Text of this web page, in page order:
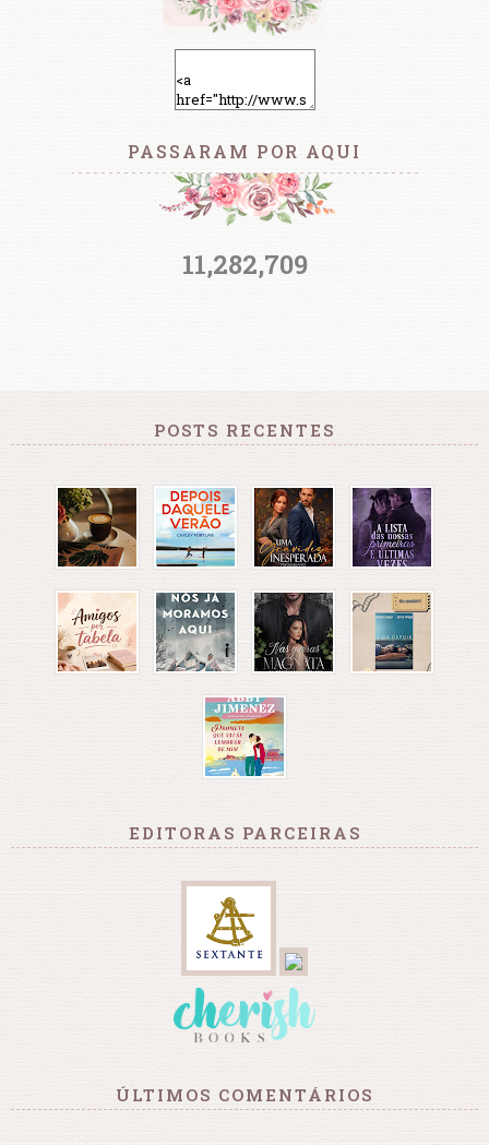
PASSARAM POR AQUI
11,282,709
POSTS RECENTES
EDITORAS PARCEIRAS
ÚLTIMOS COMENTÁRIOS